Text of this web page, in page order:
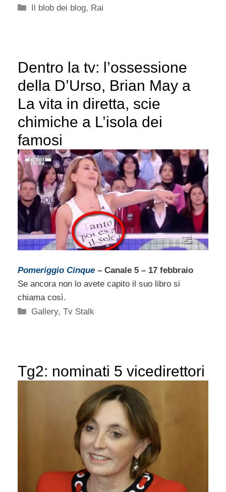
Categorie
Il blob dei blog, Rai
Dentro la tv: l’ossessione
della D’Urso, Brian May a
La vita in diretta, scie
chimiche a L’isola dei
famosi
Pomeriggio Cinque – Canale 5 – 17 febbraio
Se ancora non lo avete capito il suo libro si
chiama così.
Categorie
Gallery,Tv Stalk
Tg2: nominati 5 vicedirettori